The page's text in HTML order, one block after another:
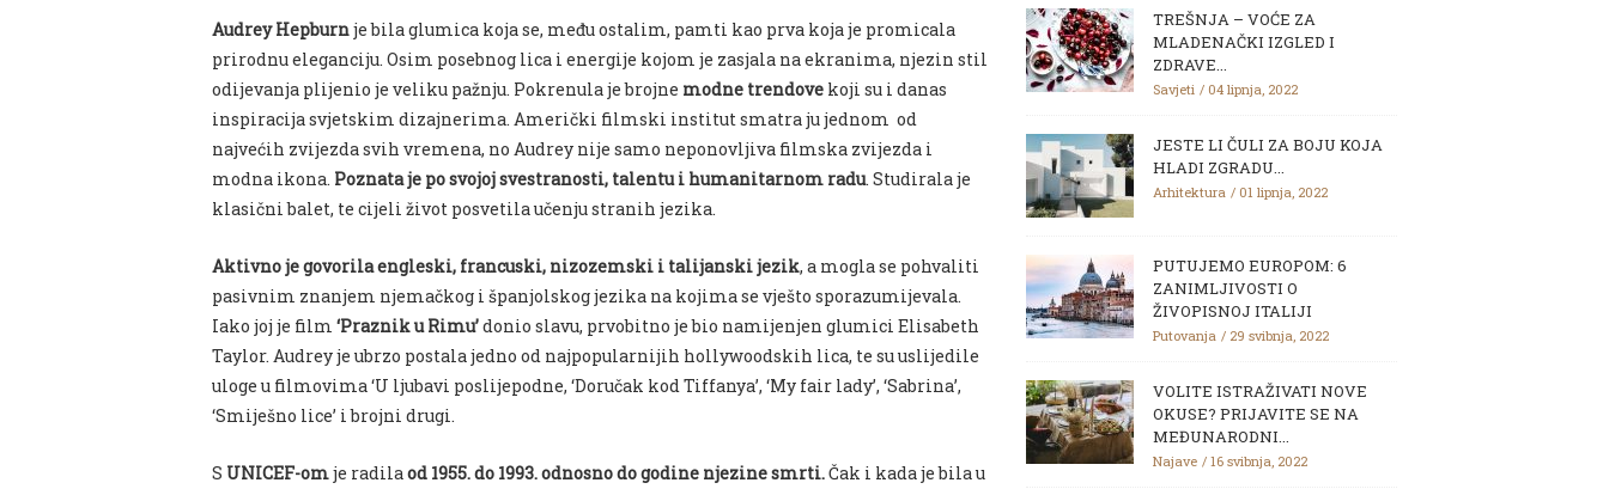
Audrey Hepburnje bila glumica koja se, među ostalim, pamti kao prva koja je promicala
prirodnu eleganciju. Osim posebnog lica i energije kojom je zasjala na ekranima, njezin stil
odijevanja plijenio je veliku pažnju. Pokrenula je brojne modne trendove koji su i danas
inspiracija svjetskim dizajnerima. Američki filmski institut smatra ju jednom od
najvećih zvijezda svih vremena, no Audrey nije samo neponovljiva filmska zvijezda i
modna ikona. Poznata je po svojoj svestranosti, talentu i humanitarnom radu. Studirala je
klasični balet, te cijeli život posvetila učenju stranih jezika.
Aktivno je govorila engleski, francuski, nizozemski i talijanski jezik, a mogla se pohvaliti
pasivnim znanjem njemačkog i španjolskog jezika na kojima se vješto sporazumijevala.
Iako joj je film ‘Praznik u Rimu’donio slavu, prvobitno je bio namijenjen glumici Elisabeth
Taylor. Audrey je ubrzo postala jedno od najpopularnijih hollywoodskih lica, te su uslijedile
uloge u filmovima ‘U ljubavi poslijepodne, ‘Doručak kod Tiffanya’, ‘My fair lady’, ‘Sabrina’,
‘Smiješno lice’ i brojni drugi.
S UNICEF-omje radila od 1955. do 1993. odnosno do godine njezine smrti.Čak i kada je bila u
TREŠNJA – VOĆE ZA
MLADENAČKI IZGLED I
ZDRAVE...
Savjeti 04 lipnja, 2022
JESTE LI ČULI ZA BOJU KOJA
HLADI ZGRADU...
Arhitektura 01 lipnja, 2022
PUTUJEMO EUROPOM: 6
ZANIMLJIVOSTI O
ŽIVOPISNOJ ITALIJI
Putovanja 29 svibnja, 2022
VOLITE ISTRAŽIVATI NOVE
OKUSE? PRIJAVITE SE NA
MEĐUNARODNI...
Najave 16 svibnja, 2022